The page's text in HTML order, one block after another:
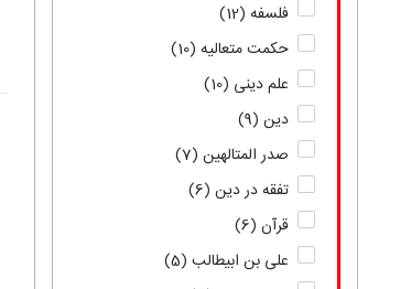
فلسفه (12)
حکمت متعالیه (10)
علم دینی (10)
دین (9)
صدر المتالهین (7)
تفقه در دین (6)
قرآن (6)
علی بن ابیطالب (5)